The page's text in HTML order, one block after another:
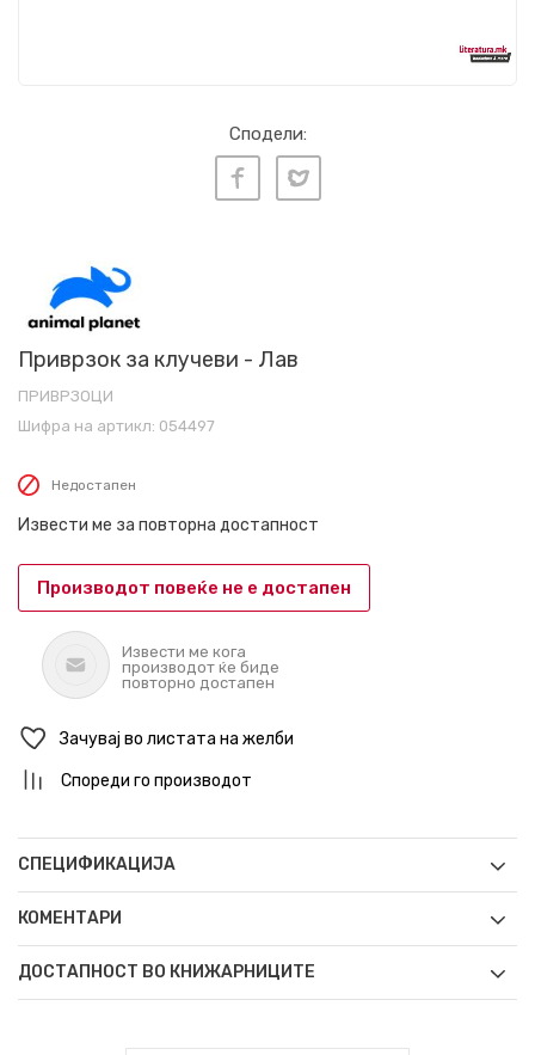
Сподели:
Приврзок за клучеви - Лав
ПРИВРЗОЦИ
Шифра на артикл: 054497
Недостапен
Извести ме за повторна достапност
Производот повеќе не е достапен
Извести ме кога
производот ќе биде
повторно достапен
Зачувај во листата на желби
Спореди го производот
СПЕЦИФИКАЦИЈА
КОМЕНТАРИ
ДОСТАПНОСТ ВО КНИЖАРНИЦИТЕ